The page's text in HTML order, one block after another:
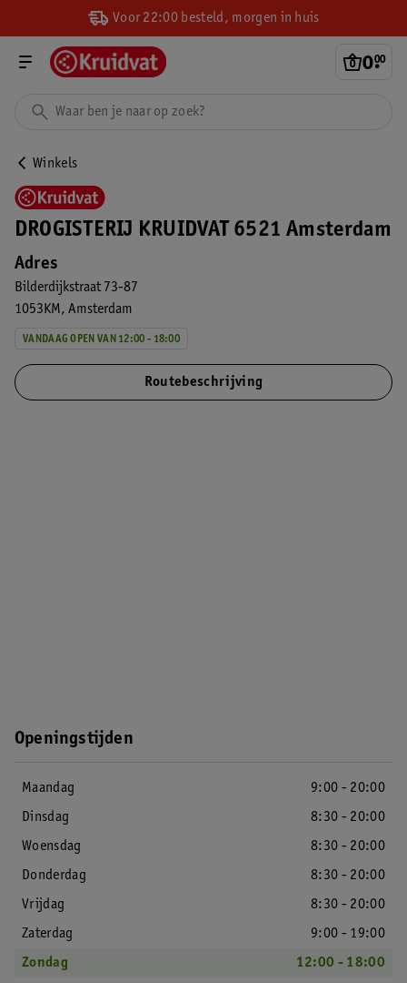
Voor 22:00 besteld, morgen in huis
0.
00
Winkels
DROGISTERIJ KRUIDVAT 6521 Amsterdam
Adres
Bilderdijkstraat 73-87
1053KM Amsterdam
VANDAAG OPEN VAN 12:00 - 18:00
Routebeschrijving
Openingstijden
Maandag
9:00 - 20:00
Dinsdag
8:30 - 20:00
Woensdag
8:30 - 20:00
Donderdag
8:30 - 20:00
Vrijdag
8:30 - 20:00
Zaterdag
9:00 - 19:00
Zondag
12:00 - 18:00